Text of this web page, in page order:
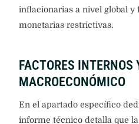
inflacionarias a nivel global y
monetarias restrictivas.
FACTORES INTERNOS
MACROECONÓMICO
En el apartado específico
informe técnico detalla que la